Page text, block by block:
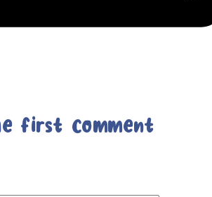
first comment